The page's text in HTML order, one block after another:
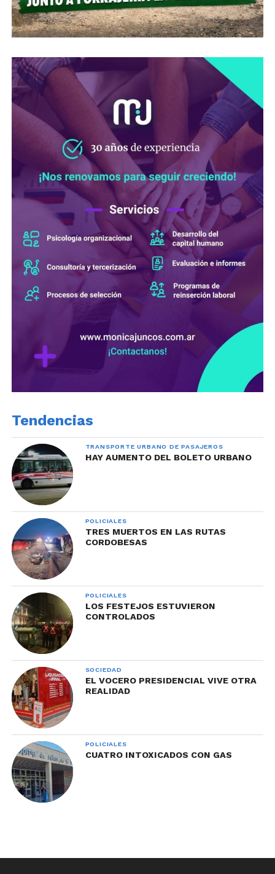
Tendencias
TRANSPORTE URBANO DE PASAJEROS
HAY AUMENTO DEL BOLETO URBANO
POLICIALES
TRES MUERTOS EN LAS RUTAS
CORDOBESAS
POLICIALES
LOS FESTEJOS ESTUVIERON
CONTROLADOS
SOCIEDAD
EL VOCERO PRESIDENCIAL VIVE OTRA
REALIDAD
POLICIALES
CUATRO INTOXICADOS CON GAS